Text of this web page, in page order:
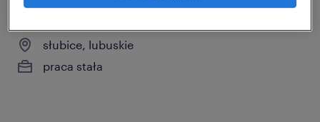
operator cnc
słubice, lubuskie
praca stała